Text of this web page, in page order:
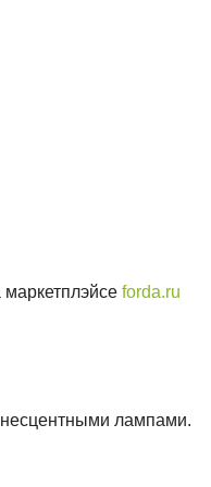
forda.ru
лампами.